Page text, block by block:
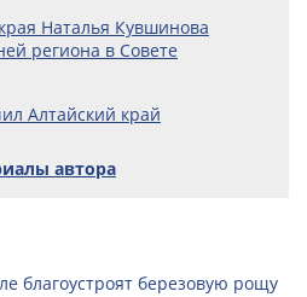
Наталья Кувшинова
региона в Совете
Алтайский край
автора
благоустроят березовую рощу